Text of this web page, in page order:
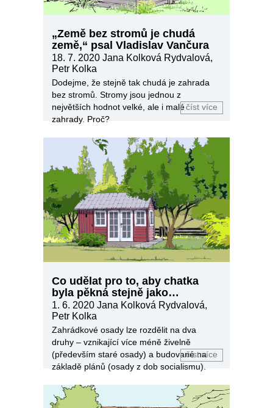
„Země bez stromů je chudá
země,“ psal Vladislav Vančura
18. 7. 2020 Jana Kolková Rydvalová,
Petr Kolka
Dodejme, že stejně tak chudá je zahrada
bez stromů. Stromy jsou jednou z
největších hodnot velké, ale i malé
zahrady. Proč?
číst více
Co udělat pro to, aby chatka
byla pěkná stejně jako
zahrádka
1. 6. 2020 Jana Kolková Rydvalová,
Petr Kolka
Zahrádkové osady lze rozdělit na dva
druhy – vznikající více méně živelně
(především staré osady) a budované na
základě plánů (osady z dob socialismu).
číst více